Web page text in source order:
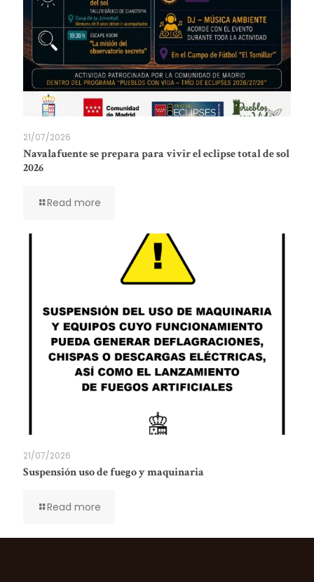
21/07/2026
Navalafuente se prepara para vivir el eclipse total de sol
2026
Read more
21/07/2026
Suspensión uso de fuego y maquinaria
Read more